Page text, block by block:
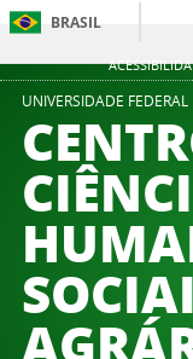
BRASIL
UNIVERSIDADE